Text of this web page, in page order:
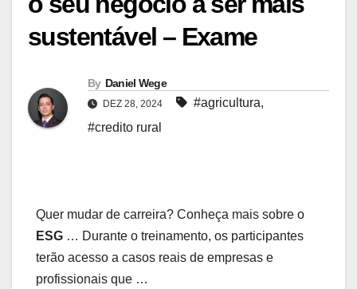
sustentável – Exame
By Daniel Wege
DEZ 28, 2024 #agricultura,
#credito rural
Quer mudar de carreira? Conheça mais sobre o
ESG … Durante o treinamento, os participantes
terão acesso a casos reais de empresas e
profissionais que …